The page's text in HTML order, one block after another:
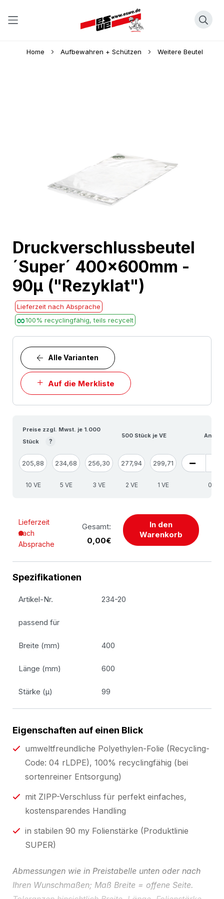
Home Aufbewahren + Schützen Weitere Beutel
to
the
beginning
of
the
images
Druckverschlussbeutel
´Super´ 400x600mm -
90µ ("Rezyklat")
Lieferzeit nach Absprache
100% recyclingfähig, teils recycelt
Auf die Merkliste
Alle Varianten
Preise zzgl. Mwst. je 1.000
Stück
?
500 Stück je VE Anzahl
205,88 234,68 256,30 277,94 299,71
10 VE 5 VE 3 VE 2 VE 1 VE
Lieferzeit
nach
Absprache
Gesamt:
0,00€
In den
Warenkorb
Spezifikationen
Artikel-Nr. 234-20
passend für
Breite (mm) 400
Länge (mm) 600
Stärke (µ) 99
Eigenschaften auf einen Blick
umweltfreundliche Polyethylen-Folie (Recycling-
Code: 04 rLDPE), 100% recyclingfähig (bei
sortenreiner Entsorgung)
mit ZIPP-Verschluss für perfekt einfaches,
kostensparendes Handling
in stabilen 90 my Folienstärke (Produktlinie
SUPER)
Abmessungen wie in Preistabelle unten oder nach
Ihren Wunschmaßen; Maß Breite = offene Seite.